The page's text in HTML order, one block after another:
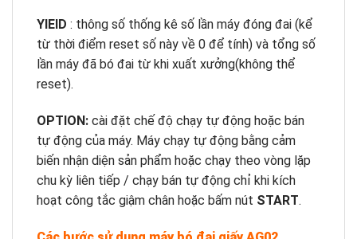
YIEID : thông số thống kê số lần máy đóng đai (kể
từ thời điểm reset số này về 0 để tính) và tổng số
lần máy đã bó đai từ khi xuất xưởng(không thể
reset).
OPTION: cài đặt chế độ chạy tự động hoặc bán
tự động của máy. Máy chạy tự động bằng cảm
biến nhận diện sản phẩm hoặc chạy theo vòng lặp
chu kỳ liên tiếp / chạy bán tự động chỉ khi kích
hoạt công tắc giậm chân hoặc bấm nút START.